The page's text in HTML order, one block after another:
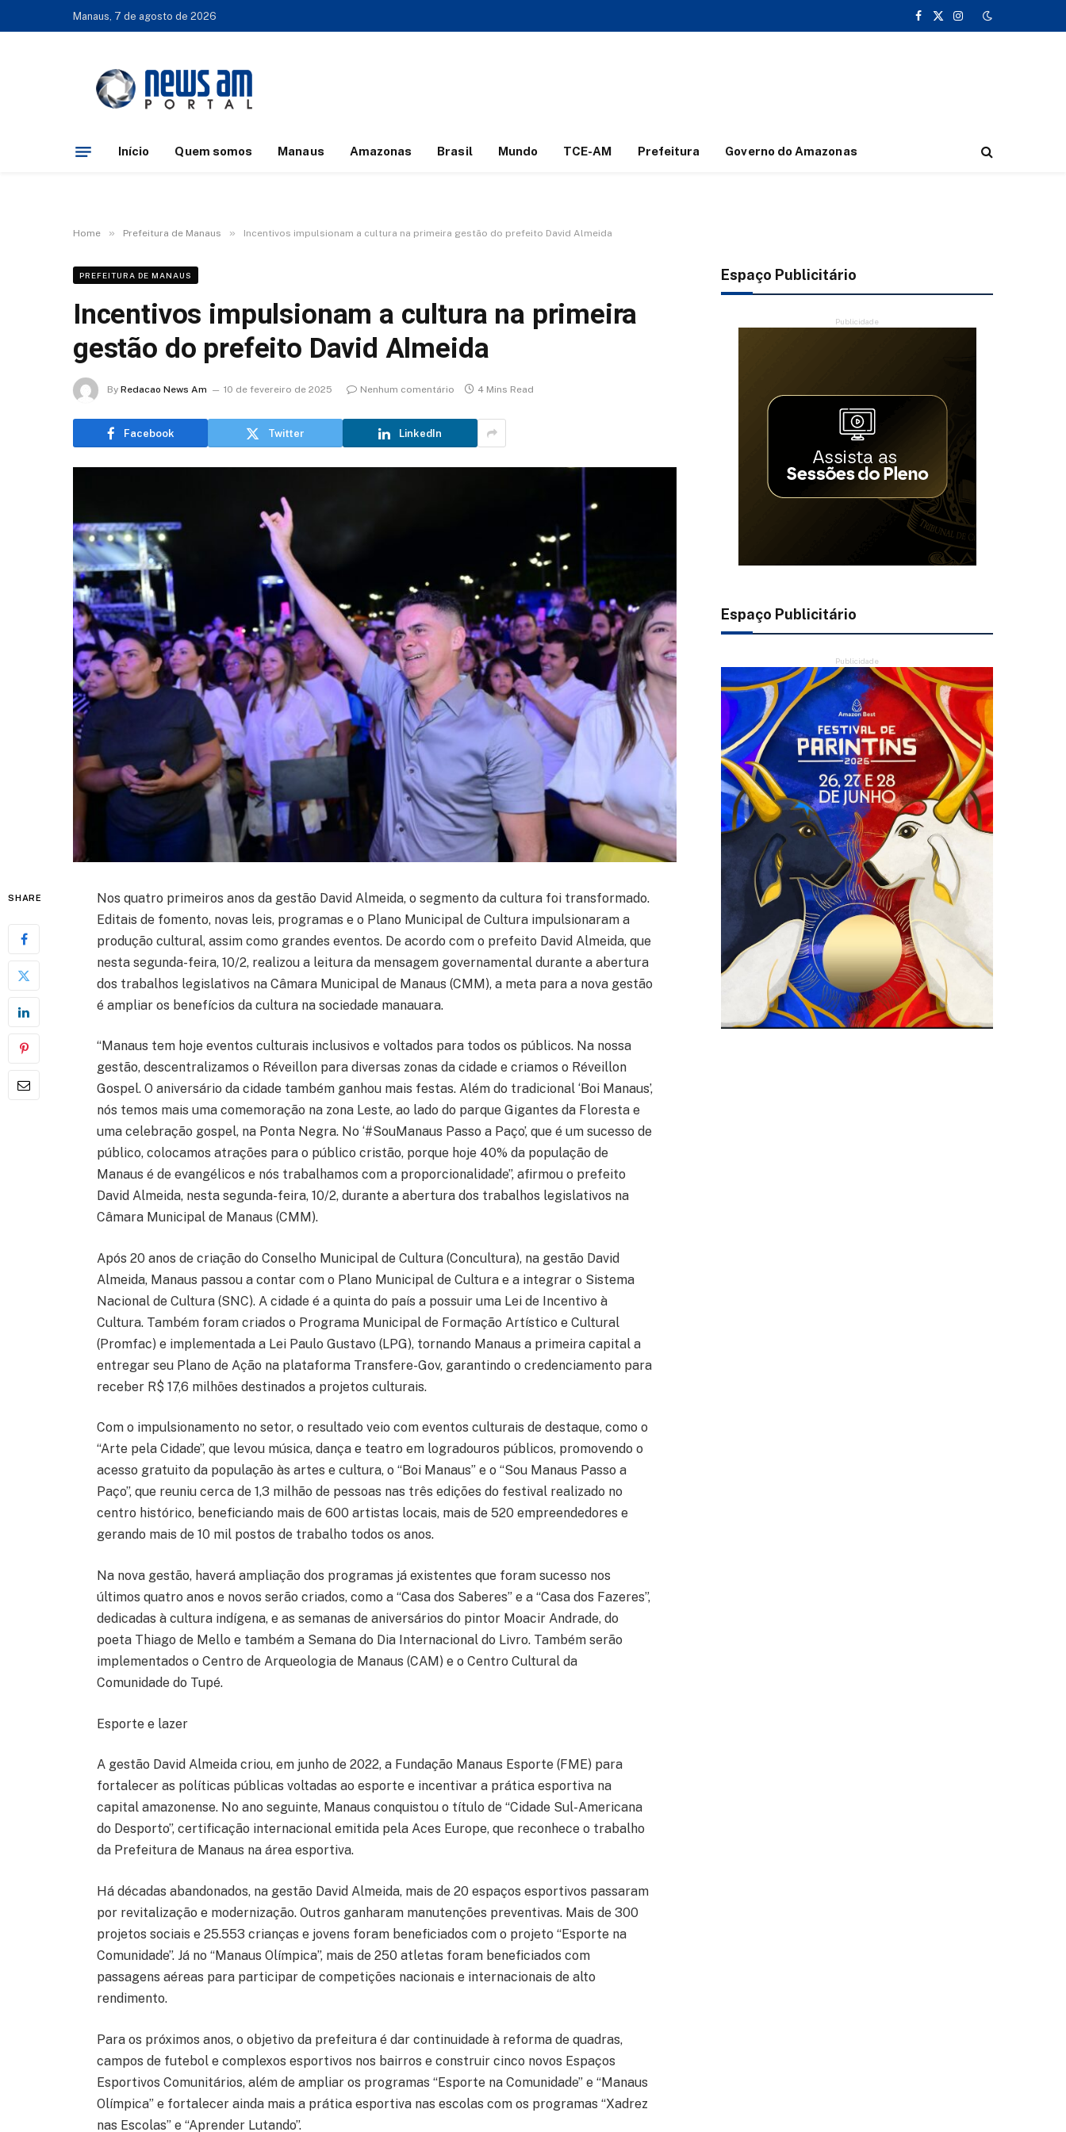
Manaus, 7 de agosto de 2026
Facebook
X
Instagram
Início Quem somos Manaus Amazonas Brasil Mundo TCE-AM Prefeitura Governo do Amazonas
Home » Prefeitura de Manaus » Incentivos impulsionam a cultura na primeira gestão do prefeito David Almeida
PREFEITURA DE MANAUS
Incentivos impulsionam a cultura na primeira
gestão do prefeito David Almeida
By Redacao News Am 10 de fevereiro de 2025 Nenhum comentário 4 Mins Read
Facebook Twitter LinkedIn
SHARE
Nos quatro primeiros anos da gestão David Almeida, o segmento da cultura foi transformado.
Editais de fomento, novas leis, programas e o Plano Municipal de Cultura impulsionaram a
produção cultural, assim como grandes eventos. De acordo com o prefeito David Almeida, que
nesta segunda-feira, 10/2, realizou a leitura da mensagem governamental durante a abertura
dos trabalhos legislativos na Câmara Municipal de Manaus (CMM), a meta para a nova gestão
é ampliar os benefícios da cultura na sociedade manauara.
“Manaus tem hoje eventos culturais inclusivos e voltados para todos os públicos. Na nossa
gestão, descentralizamos o Réveillon para diversas zonas da cidade e criamos o Réveillon
Gospel. O aniversário da cidade também ganhou mais festas. Além do tradicional ‘Boi Manaus’,
nós temos mais uma comemoração na zona Leste, ao lado do parque Gigantes da Floresta e
uma celebração gospel, na Ponta Negra. No ‘#SouManaus Passo a Paço’, que é um sucesso de
público, colocamos atrações para o público cristão, porque hoje 40% da população de
Manaus é de evangélicos e nós trabalhamos com a proporcionalidade”, afirmou o prefeito
David Almeida, nesta segunda-feira, 10/2, durante a abertura dos trabalhos legislativos na
Câmara Municipal de Manaus (CMM).
Após 20 anos de criação do Conselho Municipal de Cultura (Concultura), na gestão David
Almeida, Manaus passou a contar com o Plano Municipal de Cultura e a integrar o Sistema
Nacional de Cultura (SNC). A cidade é a quinta do país a possuir uma Lei de Incentivo à
Cultura. Também foram criados o Programa Municipal de Formação Artístico e Cultural
(Promfac) e implementada a Lei Paulo Gustavo (LPG), tornando Manaus a primeira capital a
entregar seu Plano de Ação na plataforma Transfere-Gov, garantindo o credenciamento para
receber R$ 17,6 milhões destinados a projetos culturais.
Com o impulsionamento no setor, o resultado veio com eventos culturais de destaque, como o
“Arte pela Cidade”, que levou música, dança e teatro em logradouros públicos, promovendo o
acesso gratuito da população às artes e cultura, o “Boi Manaus” e o “Sou Manaus Passo a
Paço”, que reuniu cerca de 1,3 milhão de pessoas nas três edições do festival realizado no
centro histórico, beneficiando mais de 600 artistas locais, mais de 520 empreendedores e
gerando mais de 10 mil postos de trabalho todos os anos.
Na nova gestão, haverá ampliação dos programas já existentes que foram sucesso nos
últimos quatro anos e novos serão criados, como a “Casa dos Saberes” e a “Casa dos Fazeres”,
dedicadas à cultura indígena, e as semanas de aniversários do pintor Moacir Andrade, do
poeta Thiago de Mello e também a Semana do Dia Internacional do Livro. Também serão
implementados o Centro de Arqueologia de Manaus (CAM) e o Centro Cultural da
Comunidade do Tupé.
Esporte e lazer
A gestão David Almeida criou, em junho de 2022, a Fundação Manaus Esporte (FME) para
fortalecer as políticas públicas voltadas ao esporte e incentivar a prática esportiva na
capital amazonense. No ano seguinte, Manaus conquistou o título de “Cidade Sul-Americana
do Desporto”, certificação internacional emitida pela Aces Europe, que reconhece o trabalho
da Prefeitura de Manaus na área esportiva.
Há décadas abandonados, na gestão David Almeida, mais de 20 espaços esportivos passaram
por revitalização e modernização. Outros ganharam manutenções preventivas. Mais de 300
projetos sociais e 25.553 crianças e jovens foram beneficiados com o projeto “Esporte na
Comunidade”. Já no “Manaus Olímpica”, mais de 250 atletas foram beneficiados com
passagens aéreas para participar de competições nacionais e internacionais de alto
rendimento.
Para os próximos anos, o objetivo da prefeitura é dar continuidade à reforma de quadras,
campos de futebol e complexos esportivos nos bairros e construir cinco novos Espaços
Esportivos Comunitários, além de ampliar os programas “Esporte na Comunidade” e “Manaus
Olímpica” e fortalecer ainda mais a prática esportiva nas escolas com os programas “Xadrez
nas Escolas” e “Aprender Lutando”.
Espaço Publicitário
Publicidade
Espaço Publicitário
Publicidade